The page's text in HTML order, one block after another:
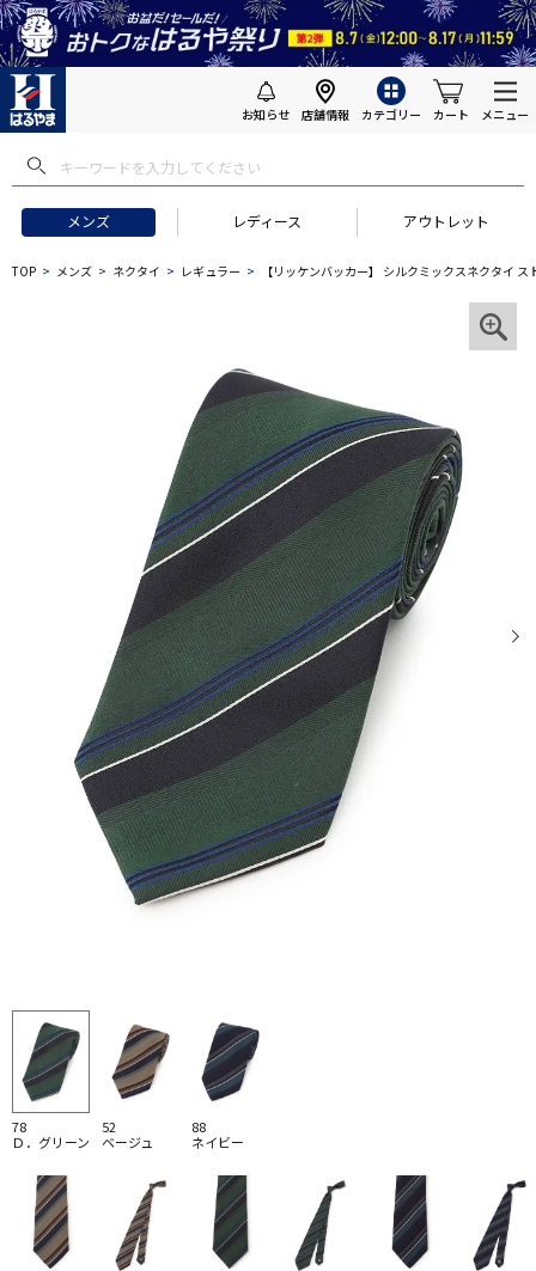
お知らせ 店舗情報 カテゴリー カート メニュー
メンズ レディース アウトレット
TOP メンズ ネクタイ レギュラー 【リッケンバッカー】 シルクミックスネクタイ
78
Ｄ．グリーン
52
ベージュ
88
ネイビー